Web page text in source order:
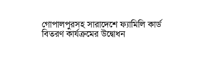
গোপালপুরসহ সারাদেশে ফ্যামিলি কার্ড
বিতরণ কার্যক্রমের উদ্বোধন